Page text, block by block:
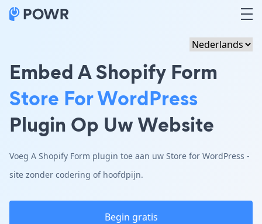
Embed A Shopify Form
Store For WordPress
Plugin Op Uw Website
Voeg A Shopify Form plugin toe aan uw Store for WordPress -
site zonder codering of hoofdpijn.
Begin gratis